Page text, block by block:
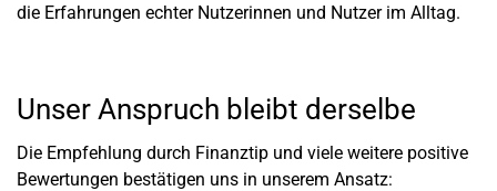
die Erfahrungen echter Nutzerinnen und Nutzer im Alltag.
Unser Anspruch bleibt derselbe
Die Empfehlung durch Finanztip und viele weitere positive
Bewertungen bestätigen uns in unserem Ansatz: